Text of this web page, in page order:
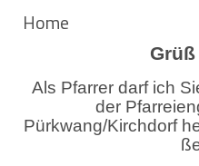
Home
Als Pfar­rer darf ich
der
Pürk­wang/Kirch­dorf